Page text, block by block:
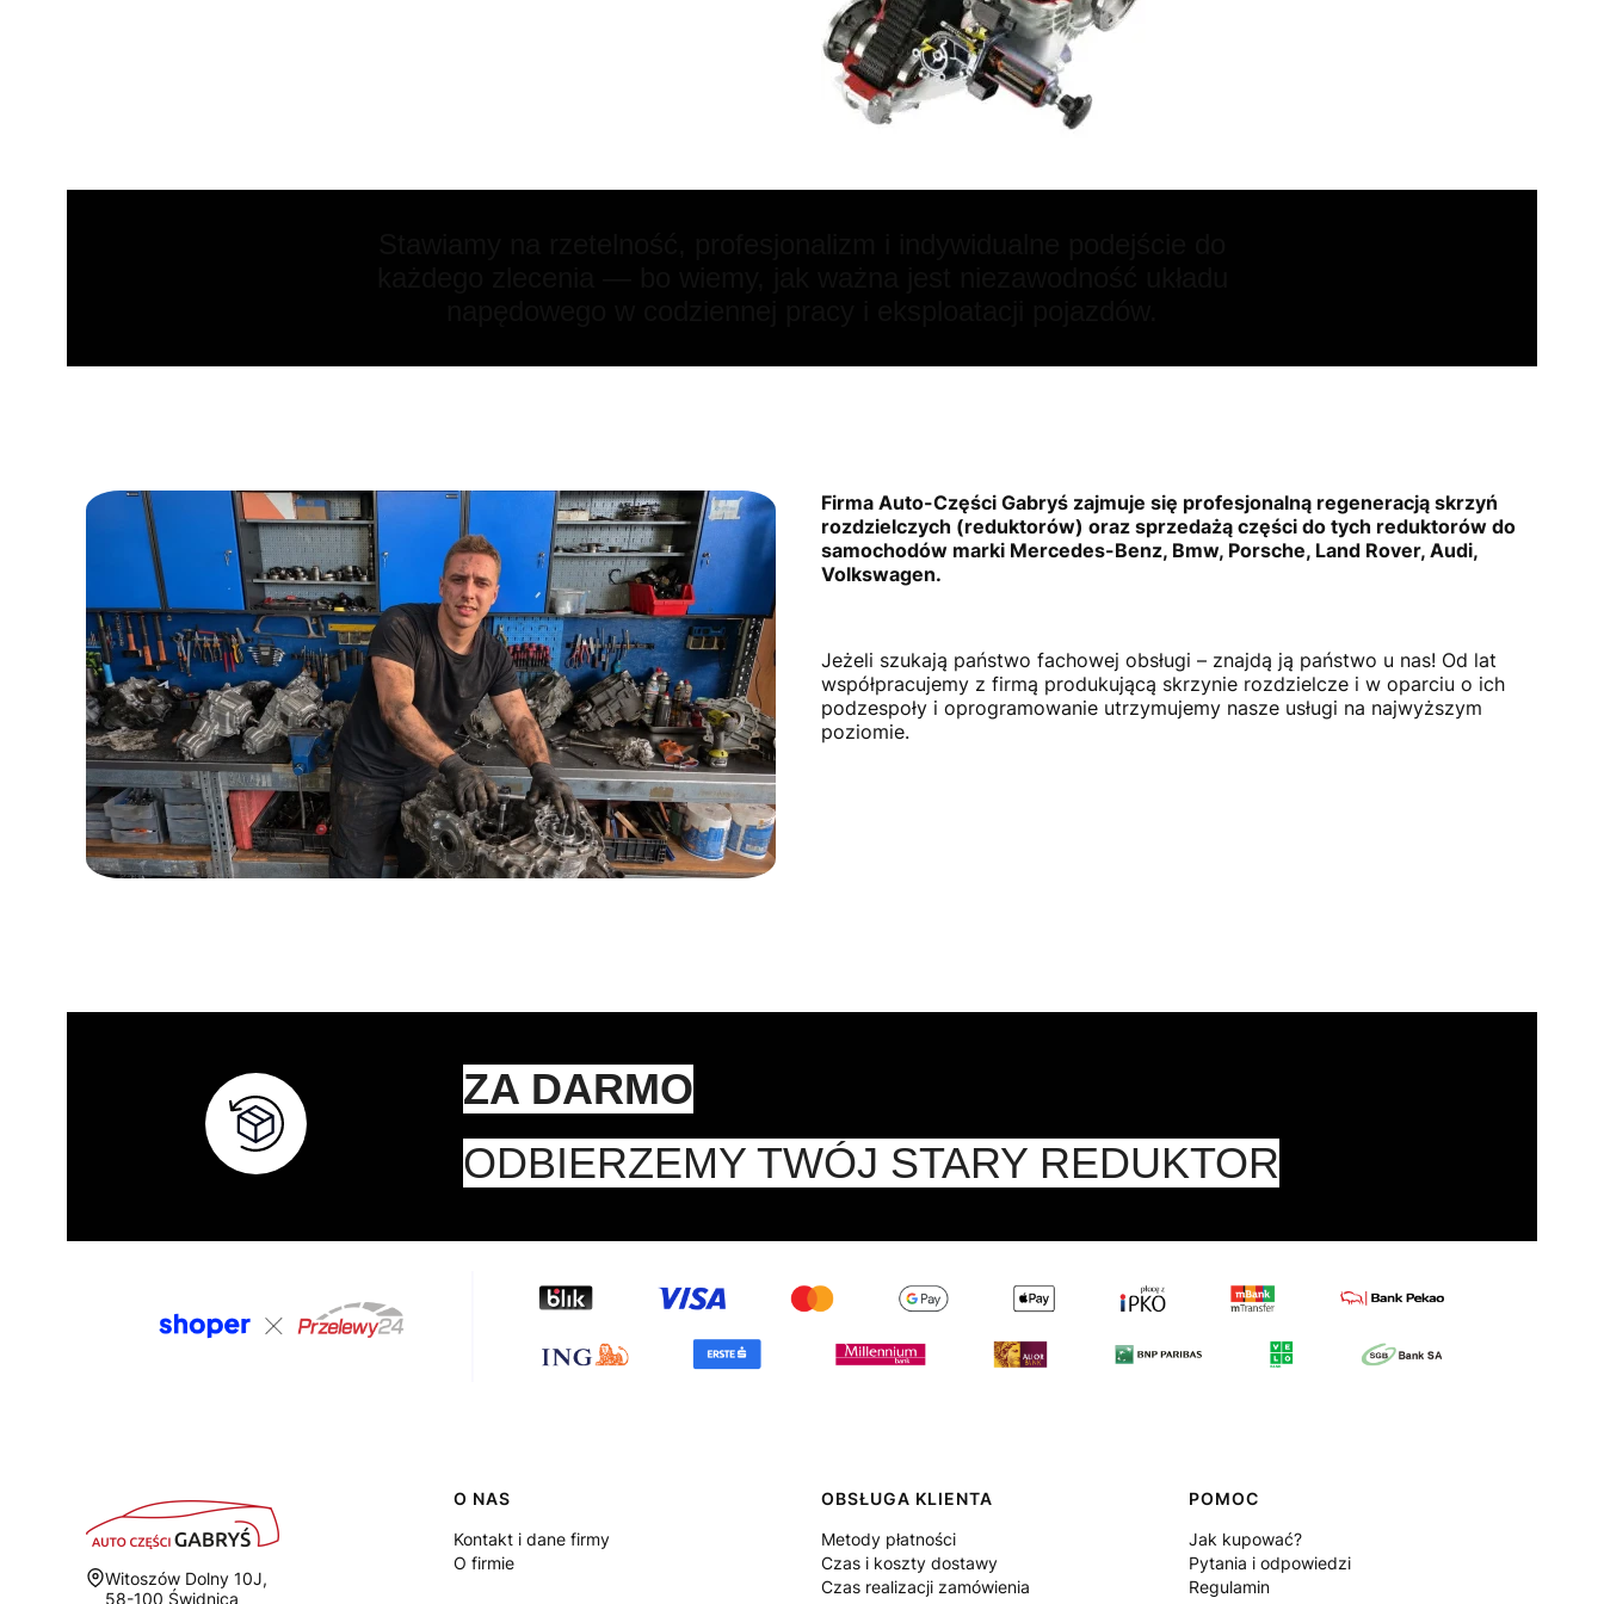
Firma Auto-Części Gabryś zajmuje się profesjonalną regeneracją skrzyń
rozdzielczych (reduktorów) oraz sprzedażą części do tych reduktorów do
samochodów marki Mercedes-Benz, Bmw, Porsche, Land Rover, Audi,
Volkswagen.
Jeżeli szukają państwo fachowej obsługi – znajdą ją państwo u nas! Od lat
współpracujemy z firmą produkującą skrzynie rozdzielcze i w oparciu o ich
podzespoły i oprogramowanie utrzymujemy nasze usługi na najwyższym
poziomie.
ZA DARMO
ODBIERZEMY TWÓJ STARY REDUKTOR
Adres:
Witoszów Dolny 10J,
58-100 Świdnica
Linki w stopce
O NAS
Kontakt i dane firmy
O firmie
OBSŁUGA KLIENTA
Metody płatności
Czas i koszty dostawy
Czas realizacji zamówienia
POMOC
Jak kupować?
Pytania i odpowiedzi
Regulamin